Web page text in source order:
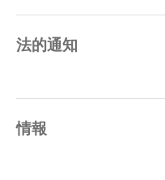
法的通知
情報